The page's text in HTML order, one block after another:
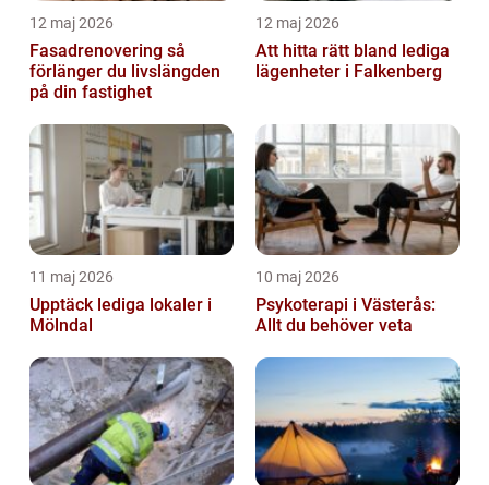
12 maj 2026
Fasadrenovering så
förlänger du livslängden
på din fastighet
12 maj 2026
Att hitta rätt bland lediga
lägenheter i Falkenberg
11 maj 2026
Upptäck lediga lokaler i
Mölndal
10 maj 2026
Psykoterapi i Västerås:
Allt du behöver veta